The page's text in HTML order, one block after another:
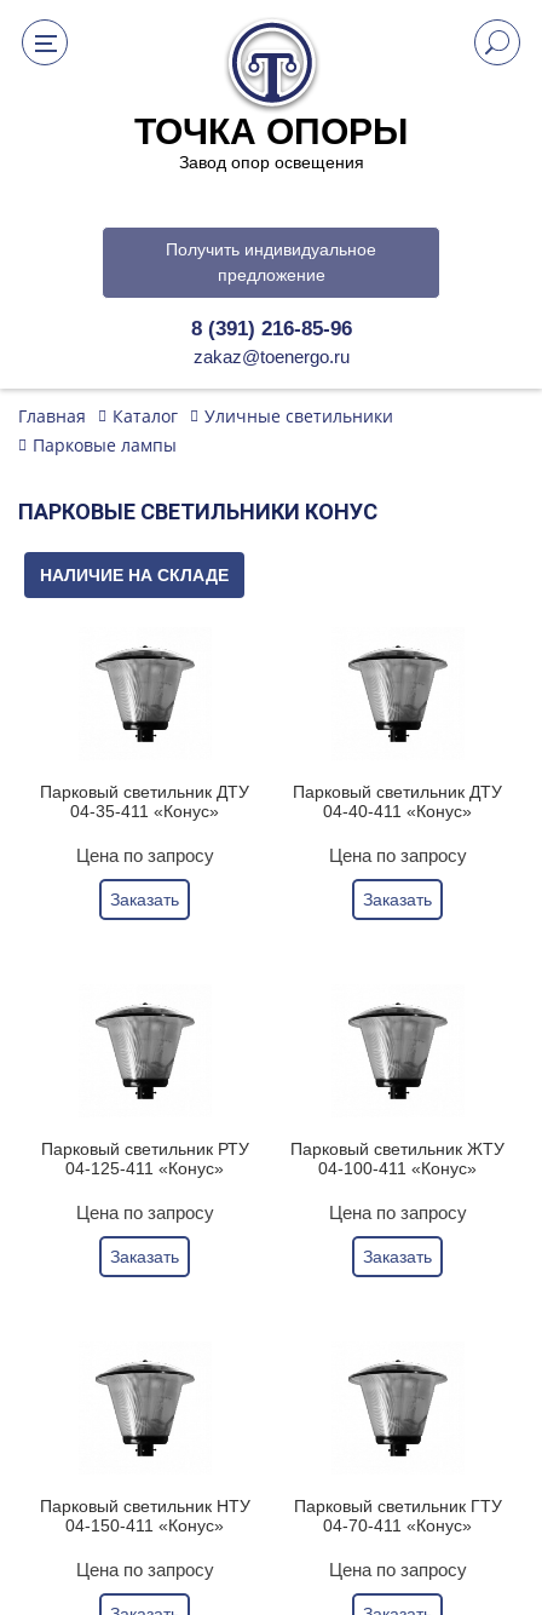
ТОЧКА ОПОРЫ
Завод опор освещения
Получить индивидуальное
предложение
8 (391) 216-85-96
zakaz@toenergo.ru
Главная Каталог
Уличные светильники
Парковые лампы
ПАРКОВЫЕ СВЕТИЛЬНИКИ КОНУС
НАЛИЧИЕ НА СКЛАДЕ
Парковый светильник ДТУ
04-35-411 «Конус»
Цена по запросу
Заказать
Парковый светильник ДТУ
04-40-411 «Конус»
Цена по запросу
Заказать
Парковый светильник РТУ
04-125-411 «Конус»
Цена по запросу
Заказать
Парковый светильник ЖТУ
04-100-411 «Конус»
Цена по запросу
Заказать
Парковый светильник НТУ
04-150-411 «Конус»
Цена по запросу
Парковый светильник ГТУ
04-70-411 «Конус»
Цена по запросу